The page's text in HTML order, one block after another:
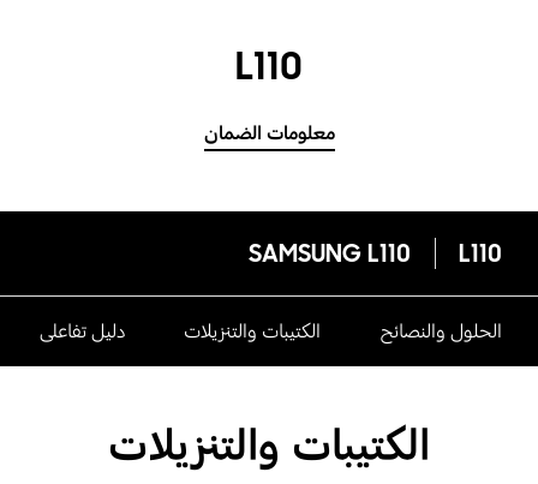
L110
معلومات الضمان
L110
SAMSUNG L110
الحلول والنصائح الكتيبات والتنزيلات دليل تفاعلى
الكتيبات والتنزيلات